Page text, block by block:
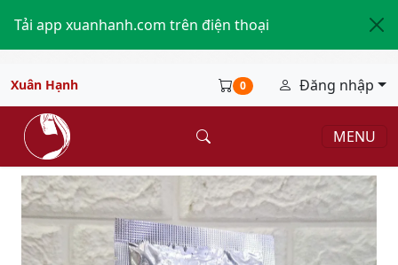
Tải app xuanhanh.com trên điện thoại
Xuân Hạnh 0 Đăng nhập
MENU